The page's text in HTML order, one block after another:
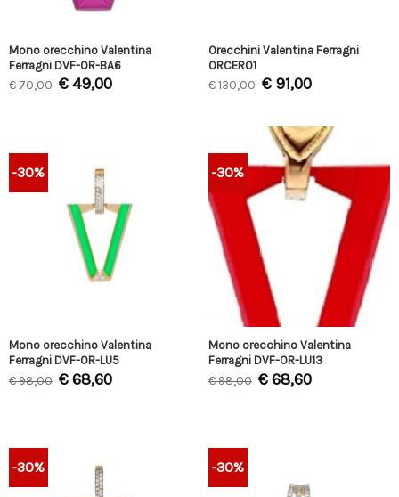
Mono orecchino Valentina
Ferragni DVF-OR-BA6
€70,00 €49,00
Orecchini Valentina Ferragni
ORCER01
€130,00 €91,00
-30%
Mono orecchino Valentina
Ferragni DVF-OR-LU5
€98,00 €68,60
-30%
Mono orecchino Valentina
Ferragni DVF-OR-LU13
€98,00 €68,60
-30% -30%